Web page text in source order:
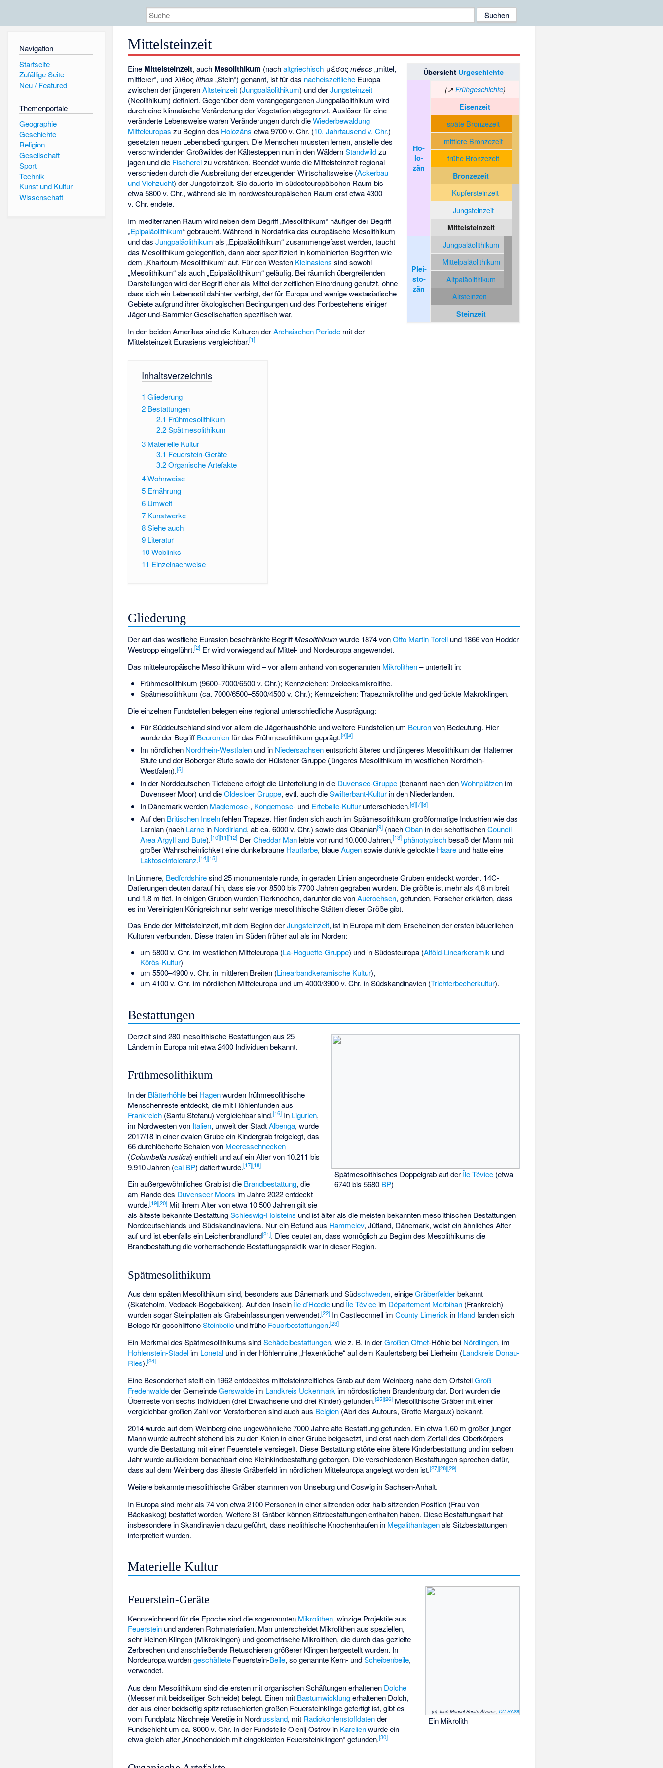
Navigation
Startseite
Zufällige Seite
Neu / Featured
Themenportale
Geographie
Geschichte
Religion
Gesellschaft
Sport
Technik
Kunst und Kultur
Wissenschaft
Mittelsteinzeit
Übersicht Urgeschichte
Ho­
lo­
zän
(➚ Frühgeschichte)
Eisenzeit
späte Bronzezeit
mittlere Bronzezeit
frühe Bronzezeit
Bronzezeit
Kupfersteinzeit
Jungsteinzeit
Mittelsteinzeit
Plei­
sto­
zän
Jungpaläolithikum
Mittelpaläolithikum
Altpaläolithikum
Altsteinzeit
Steinzeit
Eine Mittelsteinzeit, auch Mesolithikum (nachaltgriechisch μέσος mésos „mittel,
mittlerer“, und λίθοςlíthos „Stein“) genannt, ist für das nacheiszeitliche Europa
zwischen der jüngerenAltsteinzeit (Jungpaläolithikum) und derJungsteinzeit
(Neolithikum) definiert. Gegenüber dem vorangegangenen Jungpaläolithikum wird
durch eine klimatische Veränderung der Vegetation abgegrenzt. Auslöser für eine
veränderte Lebensweise waren Veränderungen durch dieWiederbewaldung
Mitteleuropas zu Beginn des Holozäns etwa 9700 v. Chr. (10. Jahrtausend v. Chr.)
gesetzten neuen Lebensbedingungen. Die Menschen mussten lernen, anstelle des
verschwindenden Großwildes der Kältesteppen nun in den WäldernStandwildzu
jagen und die Fischereizu verstärken. Beendet wurde die Mittelsteinzeit regional
verschieden durch die Ausbreitung der erzeugenden Wirtschaftsweise (Ackerbau
und Viehzucht) der Jungsteinzeit. Sie dauerte im südosteuropäischen Raum bis
etwa 5800 v. Chr., während sie im nordwesteuropäischen Raum erst etwa 4300
v. Chr. endete.
Im mediterranen Raum wird neben dem Begriff „Mesolithikum“ häufiger der Begriff
„Epipaläolithikum“ gebraucht. Während in Nordafrika das europäische Mesolithikum
und dasJungpaläolithikum als „Epipaläolithikum“ zusammengefasst werden, taucht
das Mesolithikum gelegentlich, dann aber spezifiziert in kombinierten Begriffen wie
dem „Khartoum-Mesolithikum“ auf. Für den Westen Kleinasiens sind sowohl
„Mesolithikum“ als auch „Epipaläolithikum“ geläufig. Bei räumlich übergreifenden
Darstellungen wird der Begriff eher als Mittel der zeitlichen Einordnung genutzt, ohne
dass sich ein Lebensstil dahinter verbirgt, der für Europa und wenige westasiatische
Gebiete aufgrund ihrer ökologischen Bedingungen und des Fortbestehens einiger
Jäger-und-Sammler-Gesellschaftenspezifisch war.
In den beiden Amerikas sind die Kulturen derArchaischen Periode mit der
Mittelsteinzeit Eurasiens vergleichbar.[1]
Inhaltsverzeichnis
1 Gliederung
2 Bestattungen
2.1 Frühmesolithikum
2.2 Spätmesolithikum
3 Materielle Kultur
3.1 Feuerstein-Geräte
3.2 Organische Artefakte
4Wohnweise
5 Ernährung
6 Umwelt
7 Kunstwerke
8Siehe auch
9 Literatur
10Weblinks
11 Einzelnachweise
Gliederung
Der auf das westliche Eurasien beschränkte BegriffMesolithikum wurde 1874 vonOtto Martin Torell und 1866 von Hodder
Westroppeingeführt.[2] Er wird vorwiegend auf Mittel- und Nordeuropa angewendet.
Das mitteleuropäische Mesolithikum wird – vor allem anhand von sogenannten Mikrolithen– unterteilt in:
Frühmesolithikum (9600–7000/6500 v. Chr.); Kennzeichen: Dreiecksmikrolithe.
Spätmesolithikum (ca. 7000/6500–5500/4500 v. Chr.); Kennzeichen: Trapezmikrolithe und gedrückte Makroklingen.
Die einzelnen Fundstellen belegen eine regional unterschiedliche Ausprägung:
Für Süddeutschland sind vor allem dieJägerhaushöhleund weitere Fundstellen um Beuronvon Bedeutung. Hier
wurde der Begriff Beuronienfür das Frühmesolithikum geprägt.[3][4]
Im nördlichen Nordrhein-Westfalenund in Niedersachsenentspricht älteres und jüngeres Mesolithikum der Halterner
Stufeund der Boberger Stufesowie der Hülstener Gruppe(jüngeres Mesolithikum im westlichen Nordrhein-
Westfalen).[5]
In der Norddeutschen Tiefebene erfolgt die Unterteilung in die Duvensee-Gruppe(benannt nach denWohnplätzenim
Duvenseer Moor) und dieOldesloer Gruppe, evtl. auch dieSwifterbant-Kulturin den Niederlanden.
In Dänemark werden Maglemose-, Kongemose-und Ertebølle-Kulturunterschieden.[6][7][8]
Auf den Britischen Inselnfehlen Trapeze. Hier finden sich auch im Spätmesolithikum großformatige Industrien wie das
Larnian(nach Larnein Nordirland, ab ca. 6000 v. Chr.) sowie das Obanian[9](nachObanin der schottischenCouncil
Area Argyll and Bute).[10][11][12]DerCheddar Manlebte vor rund 10.000 Jahren,[13] phänotypischbesaß der Mann mit
großer Wahrscheinlichkeit eine dunkelbraune Hautfarbe, blaueAugensowie dunkle gelockte Haareund hatte eine
Laktoseintoleranz.[14][15]
In Linmere, Bedfordshiresind 25 monumentale runde, in geraden Linien angeordnete Gruben entdeckt worden. 14C-
Datierungen deuten darauf hin, dass sie vor 8500 bis 7700 Jahren gegraben wurden. Die größte ist mehr als 4,8 m breit
und 1,8 m tief. In einigen Gruben wurden Tierknochen, darunter die vonAuerochsen, gefunden. Forscher erklärten, dass
es im Vereinigten Königreich nur sehr wenige mesolithische Stätten dieser Größe gibt.
Das Ende der Mittelsteinzeit, mit dem Beginn derJungsteinzeit, ist in Europa mit dem Erscheinen der ersten bäuerlichen
Kulturen verbunden. Diese traten im Süden früher auf als im Norden:
um 5800 v. Chr. im westlichen Mitteleuropa (La-Hoguette-Gruppe) und in Südosteuropa (Alföld-Linearkeramikund
Körös-Kultur),
um 5500–4900 v. Chr. in mittleren Breiten (Linearbandkeramische Kultur),
um 4100 v. Chr. im nördlichen Mitteleuropa und um 4000/3900 v. Chr. in Südskandinavien (Trichterbecherkultur).
Bestattungen
Spätmesolithisches Doppelgrab auf derÎle Téviec (etwa
6740 bis 5680 BP)
Derzeit sind 280 mesolithische Bestattungen aus 25
Ländern in Europa mit etwa 2400 Individuen bekannt.
Frühmesolithikum
In der Blätterhöhlebei Hagenwurden frühmesolithische
Menschenreste entdeckt, die mit Höhlenfunden aus
Frankreich (Santu Stefanu) vergleichbar sind.[16] In Ligurien,
im Nordwesten von Italien, unweit der StadtAlbenga, wurde
2017/18 in einer ovalen Grube ein Kindergrab freigelegt, das
66 durchlöcherte Schalen von Meeresschnecken
(Columbella rustica) enthielt und auf ein Alter von 10.211 bis
9.910 Jahren (cal BP) datiert wurde.[17][18]
Ein außergewöhnliches Grab ist die Brandbestattung, die
am Rande des Duvenseer Moors im Jahre 2022 entdeckt
wurde.[19][20] Mit ihrem Alter von etwa 10.500 Jahren gilt sie
als älteste bekannte BestattungSchleswig-Holsteins und ist älter als die meisten bekannten mesolithischen Bestattungen
Norddeutschlands und Südskandinaviens. Nur ein Befund aus Hammelev, Jütland, Dänemark, weist ein ähnliches Alter
auf und ist ebenfalls ein Leichenbrandfund[21]. Dies deutet an, dass womöglich zu Beginn des Mesolithikums die
Brandbestattung die vorherrschende Bestattungspraktik war in dieser Region.
Spätmesolithikum
Aus dem späten Mesolithikum sind, besonders aus Dänemark und Südschweden, einigeGräberfelderbekannt
(Skateholm, Vedbaek-Bogebakken). Auf den InselnÎle d’Hœdic undÎle Téviec im Département Morbihan (Frankreich)
wurden sogar Steinplatten als Grabeinfassungen verwendet.[22] In Castleconnell imCounty Limerick in Irlandfanden sich
Belege für geschliffeneSteinbeile und frühe Feuerbestattungen.[23]
Ein Merkmal des Spätmesolithikums sindSchädelbestattungen, wie z. B. in derGroßen Ofnet-Höhle bei Nördlingen, im
Hohlenstein-Stadel im Lonetal und in der Höhlenruine „Hexenküche“ auf dem Kaufertsberg bei Lierheim (Landkreis Donau-
Ries).[24]
Eine Besonderheit stellt ein 1962 entdecktes mittelsteinzeitliches Grab auf demWeinberg nahe dem OrtsteilGroß
Fredenwaldeder GemeindeGerswalde im Landkreis Uckermark im nördostlichen Brandenburg dar. Dort wurden die
Überreste von sechs Individuen (drei Erwachsene und drei Kinder) gefunden.[25][26] Mesolithische Gräber mit einer
vergleichbar großen Zahl von Verstorbenen sind auch aus Belgien (Abri des Autours,Grotte Margaux) bekannt.
2014 wurde auf dem Weinberg eine ungewöhnliche 7000 Jahre alte Bestattung gefunden. Ein etwa 1,60 m großer junger
Mann wurde aufrecht stehend bis zu den Knien in einer Grube beigesetzt, und erst nach dem Zerfall des Oberkörpers
wurde die Bestattung mit einer Feuerstelle versiegelt. Diese Bestattung störte eine ältere Kinderbestattung und im selben
Jahr wurde außerdem benachbart eine Kleinkindbestattung geborgen. Die verschiedenen Bestattungen sprechen dafür,
dass auf dem Weinberg das älteste Gräberfeld im nördlichen Mitteleuropa angelegt worden ist.[27][28][29]
Weitere bekannte mesolithische Gräber stammen von Unseburg undCoswig in Sachsen-Anhalt.
In Europa sind mehr als 74 von etwa 2100 Personen in einer sitzenden oder halb sitzenden Position (Frau von
Bäckaskog) bestattet worden. Weitere 31 Gräber können Sitzbestattungen enthalten haben. Diese Bestattungsart hat
insbesondere in Skandinavien dazu geführt, dass neolithische Knochenhaufen in Megalithanlagenals Sitzbestattungen
interpretiert wurden.
Materielle Kultur
(c) José-Manuel Benito Álvarez, CC BY-SA 2.5
Ein Mikrolith
Feuerstein-Geräte
Kennzeichnend für die Epoche sind die sogenannten Mikrolithen, winzige Projektile aus
Feuerstein und anderen Rohmaterialien. Man unterscheidet Mikrolithen aus speziellen,
sehr kleinen Klingen (Mikroklingen) und geometrische Mikrolithen, die durch das gezielte
Zerbrechen und anschließende Retuschieren größerer Klingen hergestellt wurden. In
Nordeuropa wurdengeschäftete Feuerstein-Beile, so genannte Kern- undScheibenbeile,
verwendet.
Aus dem Mesolithikum sind die ersten mit organischen Schäftungen erhaltenen Dolche
(Messer mit beidseitiger Schneide) belegt. Einen mit Bastumwicklungerhaltenen Dolch,
der aus einer beidseitig spitz retuschierten großen Feuersteinklinge gefertigt ist, gibt es
vom Fundplatz Nischneje Veretije in Nordrussland, mit Radiokohlenstoffdatender
Fundschicht um ca. 8000 v. Chr. In der Fundstelle Olenij Ostrov in Karelienwurde ein
etwa gleich alter „Knochendolch mit eingeklebten Feuersteinklingen“ gefunden.[30]